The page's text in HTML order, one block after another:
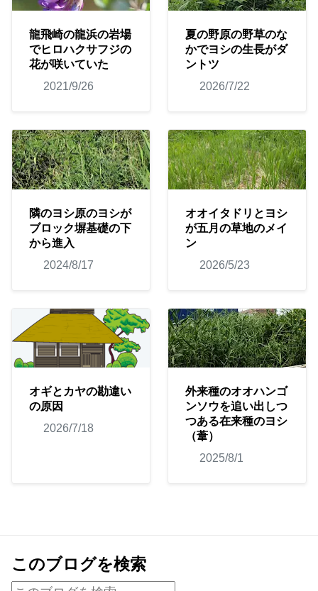
龍飛崎の龍浜の岩場
でヒロハクサフジの
花が咲いていた
2021/9/26
夏の野原の野草のな
かでヨシの生長がダ
ントツ
2026/7/22
隣のヨシ原のヨシが
ブロック塀基礎の下
から進入
2024/8/17
オオイタドリとヨシ
が五月の草地のメイ
ン
2026/5/23
オギとカヤの勘違い
の原因
2026/7/18
外来種のオオハンゴ
ンソウを追い出しつ
つある在来種のヨシ
（葦）
2025/8/1
このブログを検索